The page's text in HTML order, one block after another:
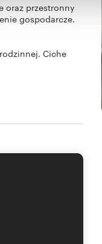
oraz przestronny
gospodarcze.
Ciche
z
km.